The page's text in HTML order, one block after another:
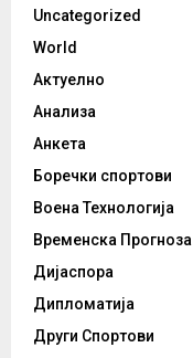
Uncategorized
World
Актуелно
Анализа
Анкета
Боречки спортови
Воена Технологија
Временска Прогноза
Дијаспора
Дипломатија
Други Спортови